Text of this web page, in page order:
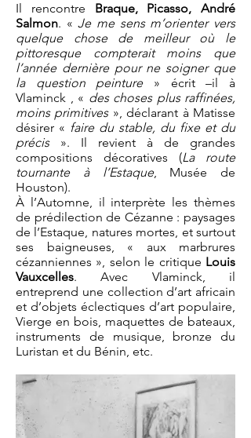
Il rencontre Braque, Picasso, André
Salmon. «Je me sens m’orienter vers
quelque chose de meilleur où le
pittoresque compterait moins que
l’année dernière pour ne soigner que
la question peinture» écrit –il à
Vlaminck , « des choses plus raffinées,
moins primitives », déclarant à Matisse
désirer « faire du stable, du fixe et du
précis». Il revient à de grandes
compositions décoratives (La route
tournante à l’Estaque, Musée de
Houston).
À l’Automne, il interprète les thèmes
de prédilection de Cézanne : paysages
de l’Estaque, natures mortes, et surtout
ses baigneuses, « aux marbrures
cézanniennes », selon le critique Louis
Vauxcelles. Avec Vlaminck, il
entreprend une collection d’art africain
et d’objets éclectiques d’art populaire,
Vierge en bois, maquettes de bateaux,
instruments de musique, bronze du
Luristan et du Bénin, etc.